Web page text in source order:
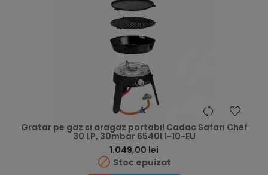
Gratar pe gaz si aragaz portabil Cadac Safari Chef
30 LP, 30mbar 6540L1-10-EU
1.049,00 lei
 Stoc epuizat